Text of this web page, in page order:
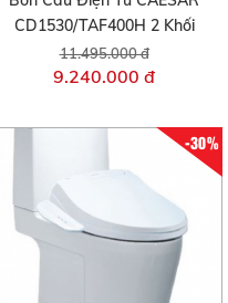
CD1530/TAF400H 2 Khối
11.495.000 đ
9.240.000 đ
-30%